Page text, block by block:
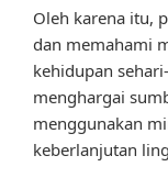
Oleh karena itu,
dan memahami
kehidupan
menghargai
menggunakan
keberlanjutan